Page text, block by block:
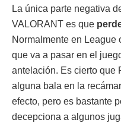
La única parte negativa
VALORANT es que
Normalmente en League
que va a pasar en el
antelación. Es cierto que
alguna bala en la
efecto, pero es bastante
decepciona a algunos